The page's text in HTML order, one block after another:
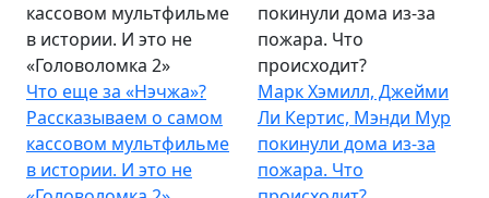
кассовом мультфильме
в истории. И это не
«Головоломка 2»
Что еще за «Нэчжа»?
Рассказываем о самом
кассовом мультфильме
в истории. И это не
покинули дома из-за
пожара. Что
происходит?
Марк Хэмилл, Джейми
Ли Кертис, Мэнди Мур
покинули дома из-за
пожара. Что